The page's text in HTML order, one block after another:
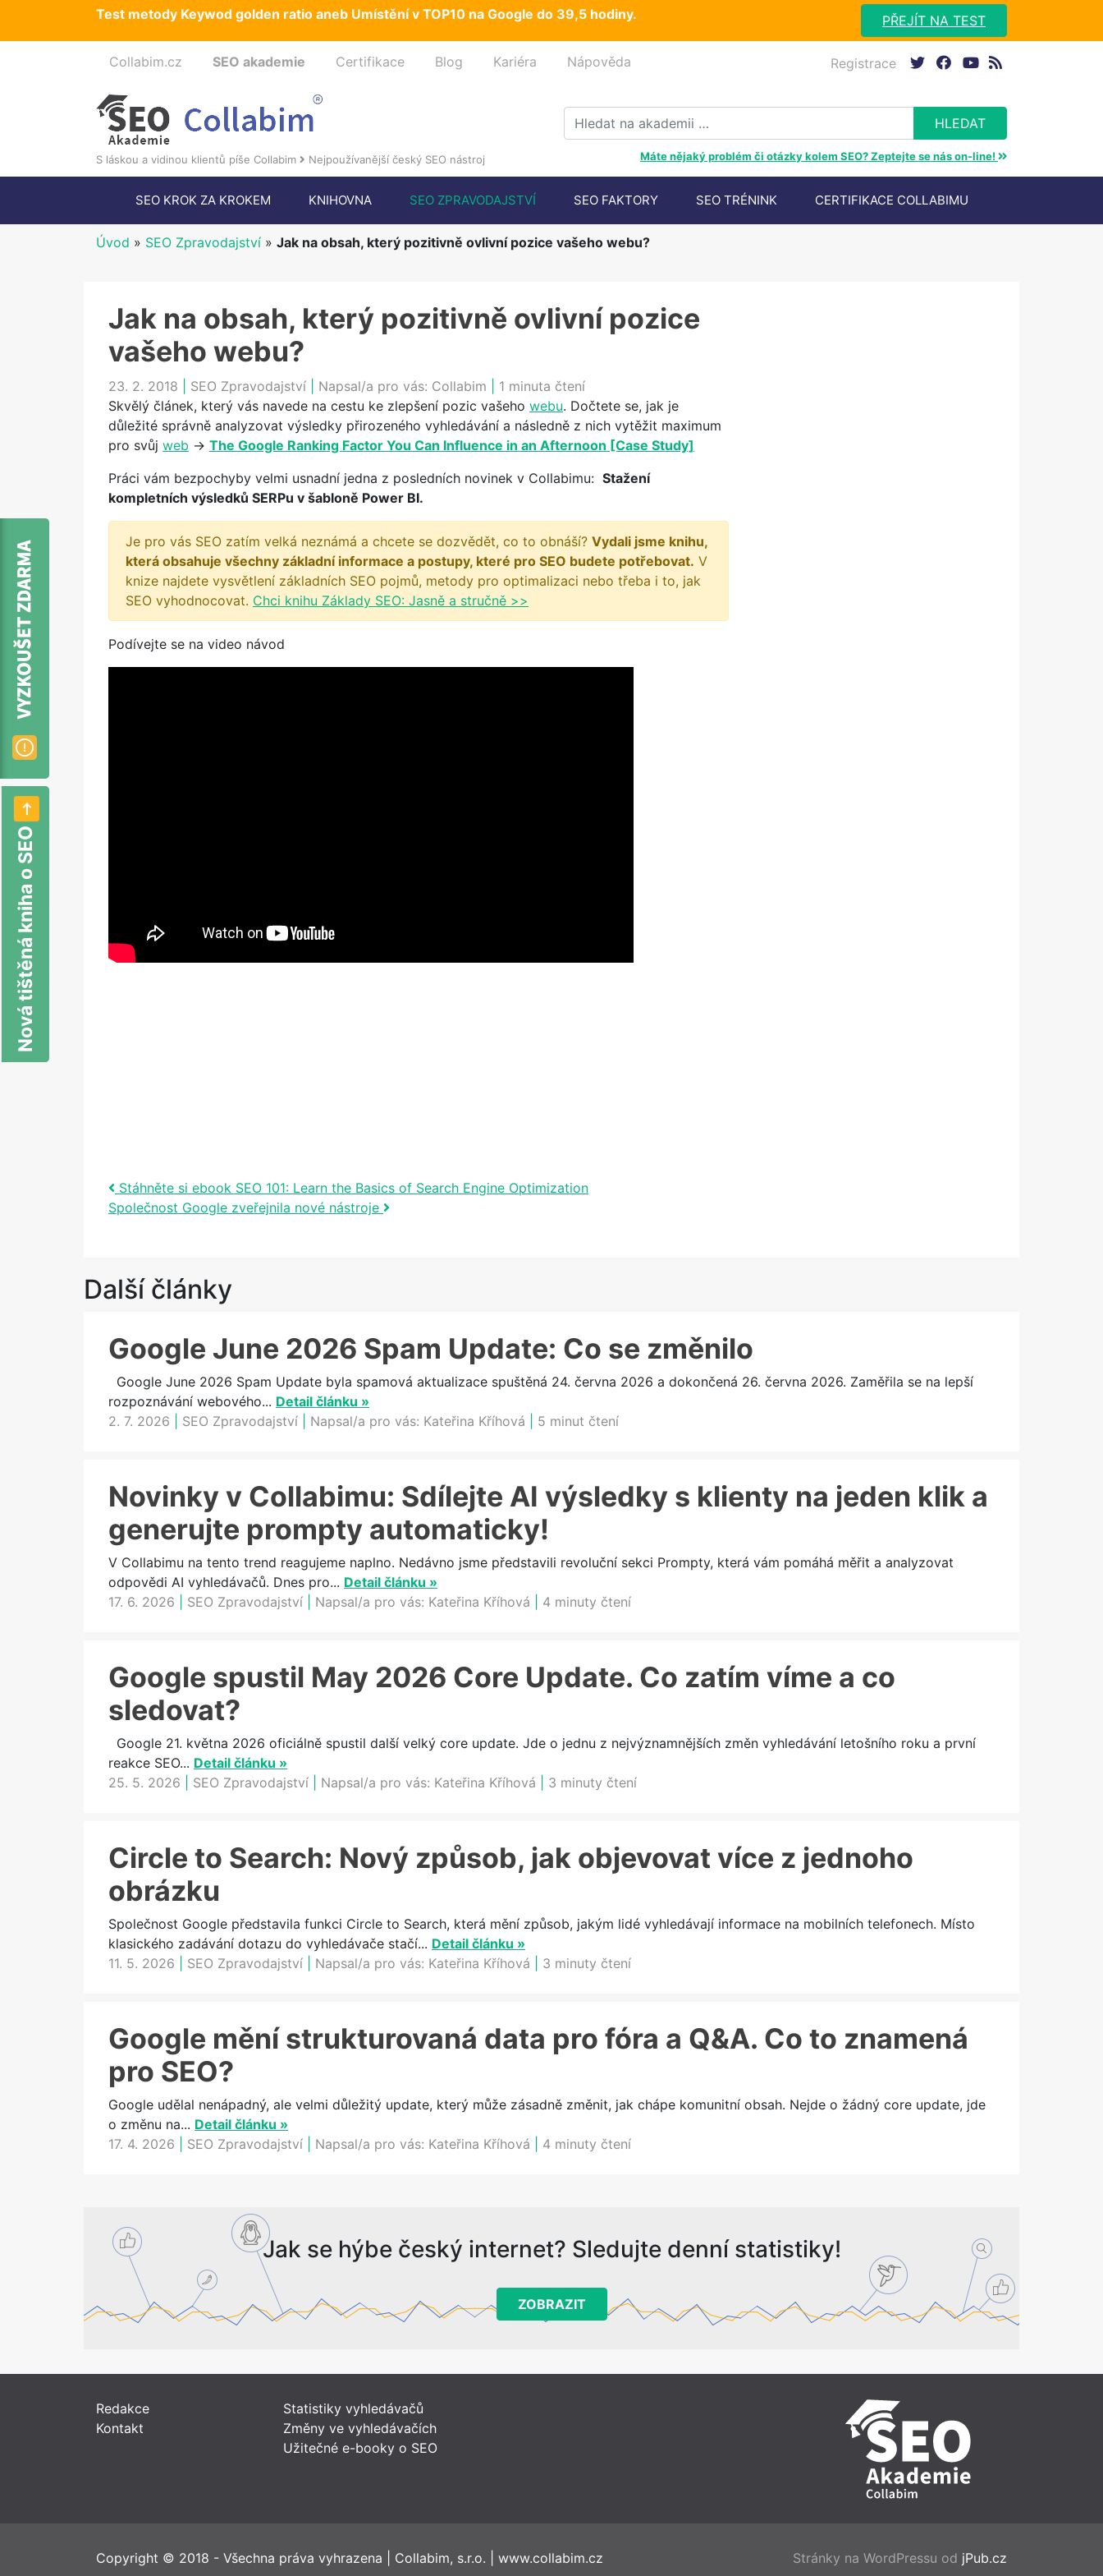
Test metody Keywod golden ratio aneb Umístění v TOP10 na Google do 39,5 hodiny. PŘEJÍT NA TEST
Nová tištěná kniha o SEO
Collabim.cz SEO akademie Certifikace Blog Kariéra Nápověda
Registrace
S láskou a vidinou klientů píše Collabim Nejpoužívanější český SEO nástroj Máte nějaký problém či otázky kolem SEO? Zeptejte se nás on-line!
SEO KROK ZA KROKEM KNIHOVNA SEO ZPRAVODAJSTVÍ SEO FAKTORY SEO TRÉNINK CERTIFIKACE COLLABIMU
Úvod » SEO Zpravodajství » Jak na obsah, který pozitivně ovlivní pozice vašeho webu?
Jak na obsah, který pozitivně ovlivní pozice
vašeho webu?
23. 2. 2018 SEO Zpravodajství Napsal/a pro vás: Collabim
1 minuta čtení
Skvělý článek, který vás navede na cestu ke zlepšení pozic vašeho webu. Dočtete se, jak je
důležité správně analyzovat výsledky přirozeného vyhledávání a následně z nich vytěžit maximum
pro svůj web -> The Google Ranking Factor You Can Influence in an Afternoon [Case Study]
Práci vám bezpochyby velmi usnadní jedna z posledních novinek v Collabimu: Stažení
kompletních výsledků SERPu v šabloně Power BI.
Je pro vás SEO zatím velká neznámá a chcete se dozvědět, co to obnáší? Vydali jsme knihu,
která obsahuje všechny základní informace a postupy, které pro SEO budete potřebovat. V
knize najdete vysvětlení základních SEO pojmů, metody pro optimalizaci nebo třeba i to, jak
SEO vyhodnocovat. Chci knihu Základy SEO: Jasně a stručně >>
Podívejte se na video návod
Post navigation
Stáhněte si ebook SEO 101: Learn the Basics of Search Engine Optimization
Společnost Google zveřejnila nové nástroje
Další články
Google June 2026 Spam Update: Co se změnilo
Google June 2026 Spam Update byla spamová aktualizace spuštěná 24. června 2026 a dokončená 26. června 2026. Zaměřila se na lepší
rozpoznávání webového... Detail článku »
2. 7. 2026
SEO Zpravodajství Napsal/a pro vás: Kateřina Kříhová 5 minut čtení
Novinky v Collabimu: Sdílejte AI výsledky s klienty na jeden klik a
generujte prompty automaticky!
V Collabimu na tento trend reagujeme naplno. Nedávno jsme představili revoluční sekci Prompty, která vám pomáhá měřit a analyzovat
odpovědi AI vyhledávačů. Dnes pro... Detail článku »
17. 6. 2026
SEO Zpravodajství Napsal/a pro vás: Kateřina Kříhová 4 minuty čtení
Google spustil May 2026 Core Update. Co zatím víme a co
sledovat?
Google 21. května 2026 oficiálně spustil další velký core update. Jde o jednu z nejvýznamnějších změn vyhledávání letošního roku a první
reakce SEO... Detail článku »
25. 5. 2026
SEO Zpravodajství Napsal/a pro vás: Kateřina Kříhová 3 minuty čtení
Circle to Search: Nový způsob, jak objevovat více z jednoho
obrázku
Společnost Google představila funkci Circle to Search, která mění způsob, jakým lidé vyhledávají informace na mobilních telefonech. Místo
klasického zadávání dotazu do vyhledávače stačí... Detail článku »
11. 5. 2026
SEO Zpravodajství Napsal/a pro vás: Kateřina Kříhová 3 minuty čtení
Google mění strukturovaná data pro fóra a Q&A. Co to znamená
pro SEO?
Google udělal nenápadný, ale velmi důležitý update, který může zásadně změnit, jak chápe komunitní obsah. Nejde o žádný core update, jde
o změnu na... Detail článku »
17. 4. 2026
SEO Zpravodajství Napsal/a pro vás: Kateřina Kříhová 4 minuty čtení
Jak se hýbe český internet? Sledujte denní statistiky!
ZOBRAZIT
Redakce
Kontakt
Statistiky vyhledávačů
Změny ve vyhledávačích
Užitečné e-booky o SEO
Copyright © 2018 - Všechna práva vyhrazena Collabim, s.r.o. www.collabim.cz Stránky na WordPressu od jPub.cz